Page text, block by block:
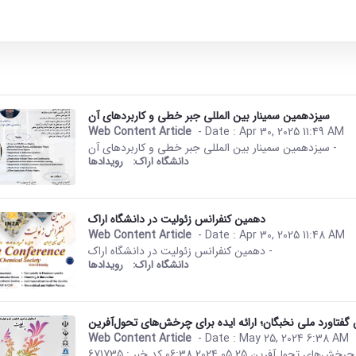
سیزدهمین سمینار بین المللی جبر خطی و کاربردهای آن
Web Content Article
This result comes from the
- Date : Apr 30, 2025 11:49 AM
سیزدهمین سمینار بین المللی جبر خطی و کاربردهای آن -
دانشگاه اراک: رویدادها
دهمین کنفرانس زئولیت در دانشگاه اراک
Web Content Article
This result comes from the
- Date : Apr 30, 2025 11:48 AM
دهمین کنفرانس زئولیت در دانشگاه اراک -
دانشگاه اراک: رویدادها
گفتاورد ملی نخبگان؛ ارائه ایده برای چرخش‌های تحول‌آفرین
Web Content Article
This result comes from the
- Date : May 25, 2024 6:38 AM